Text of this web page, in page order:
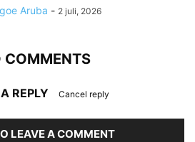
Aruba - 2 juli, 2026
COMMENTS
REPLY Cancel reply
LEAVE A COMMENT